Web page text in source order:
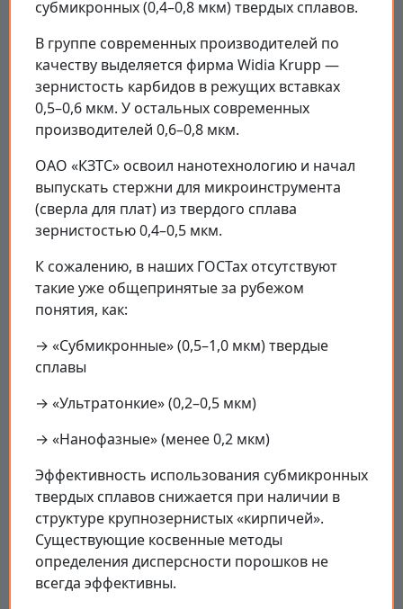
субмикронных (0,4–0,8 мкм) твердых сплавов.
В группе современных производителей по
качеству выделяется фирма Widia Krupp —
зернистость карбидов в режущих вставках
0,5–0,6 мкм. У остальных современных
производителей 0,6–0,8 мкм.
ОАО «КЗТС» освоил нанотехнологию и начал
выпускать стержни для микроинструмента
(сверла для плат) из твердого сплава
зернистостью 0,4–0,5 мкм.
К сожалению, в наших ГОСТах отсутствуют
такие уже общепринятые за рубежом
понятия, как:
→ «Субмикронные» (0,5–1,0 мкм) твердые
сплавы
→ «Ультратонкие» (0,2–0,5 мкм)
→ «Нанофазные» (менее 0,2 мкм)
Эффективность использования субмикронных
твердых сплавов снижается при наличии в
структуре крупнозернистых «кирпичей».
Существующие косвенные методы
определения дисперсности порошков не
всегда эффективны.